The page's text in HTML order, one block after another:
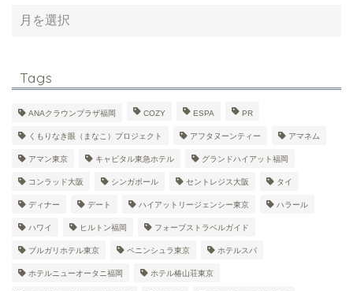
Tags
ANAクラウンプラザ福岡 COZY ESPA PR
くもりなき眼（まなこ）プロジェクト アフタヌーンティー アマネム
アマン東京 キャピタル東急ホテル グランドハイアット福岡
コンラッド大阪 シンガポール セントレジス大阪 タイ
ディナー デート ハイアットリージェンシー東京 ハラール
ハワイ ヒルトン福岡 フォーブストラベルガイド
ブルガリホテル東京 ペニンシュラ東京 ホテルスパ
ホテルニューオータニ福岡 ホテル椿山荘東京